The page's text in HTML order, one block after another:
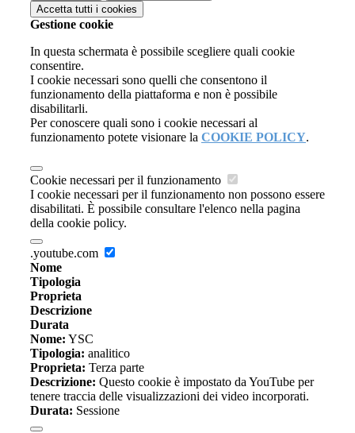
Accetta tutti i cookies
Gestione cookie
In questa schermata è possibile scegliere quali cookie
consentire.
I cookie necessari sono quelli che consentono il
funzionamento della piattaforma e non è possibile
disabilitarli.
Per conoscere quali sono i cookie necessari al
funzionamento potete visionare la COOKIE POLICY.
Cookie necessari per il funzionamento
I cookie necessari per il funzionamento non possono essere
disabilitati. È possibile consultare l'elenco nella pagina
della cookie policy.
.youtube.com
Nome
Tipologia
Proprieta
Descrizione
Durata
Nome: YSC
Tipologia: analitico
Proprieta: Terza parte
Descrizione: Questo cookie è impostato da YouTube per
tenere traccia delle visualizzazioni dei video incorporati.
Durata: Sessione